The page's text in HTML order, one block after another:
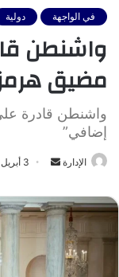
في الواجهة دولية
واشنطن
مضيق
واشنطن قادرة
إضافي”
الإدارة
أرسل
إلكترونيا
3 أبريل 2026